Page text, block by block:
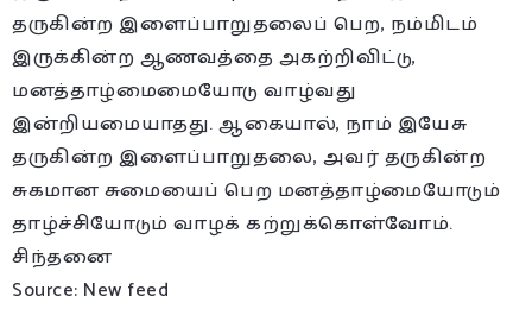
தருகின்ற இளைப்பாறுதலைப் பெற, நம்மிடம்
இருக்கின்ற ஆணவத்தை அகற்றிவிட்டு,
மனத்தாழ்மைமையோடு வாழ்வது
இன்றியமையாதது. ஆகையால், நாம் இயேசு
தருகின்ற இளைப்பாறுதலை, அவர் தருகின்ற
சுகமான சுமையைப் பெற மனத்தாழ்மையோடும்
தாழ்ச்சியோடும் வாழக் கற்றுக்கொள்வோம்.
சிந்தனை
Source: New feed